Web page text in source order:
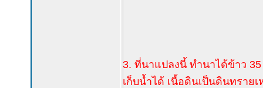
3. ที่นาแปลงนี้ ทำนาได้ข้าว
เก็บน้ำได้ เนื้อดินเป็นดินทรา